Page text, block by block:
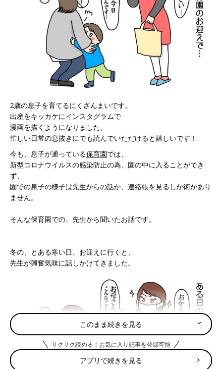
2歳の息子を育てるにくざんまいです。
出産をキッカケにインスタグラムで
漫画を描くようになりました。
忙しい日常の息抜きにでも読んでいただけると嬉しいです！
今も、息子が通っている保育園では、
新型コロナウイルスの感染防止の為、園の中に入ることができ
ず、
園での息子の様子は先生からの話か、連絡帳を見るしか術があり
ません。
そんな保育園での、先生から聞いたお話です。
冬の、とある寒い日、お迎えに行くと、
先生が興奮気味に話しかけてきました。
このまま続きを見る
サクサク読める！お気に入り記事を登録可能
アプリで続きを見る